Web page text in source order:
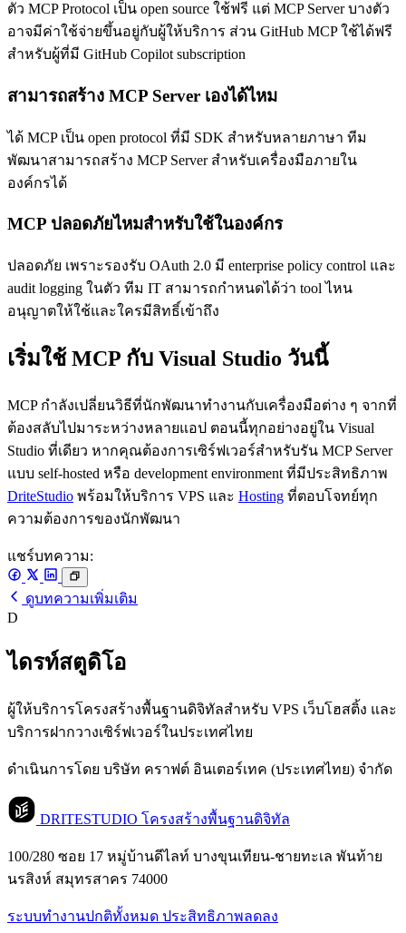
ตัว MCP Protocol เป็น open source ใช้ฟรี แต่ MCP Server บางตัว
อาจมีค่าใช้จ่ายขึ้นอยู่กับผู้ให้บริการ ส่วน GitHub MCP ใช้ได้ฟรี
สำหรับผู้ที่มี GitHub Copilot subscription
สามารถสร้าง MCP Server เองได้ไหม
ได้ MCP เป็น open protocol ที่มี SDK สำหรับหลายภาษา ทีม
พัฒนาสามารถสร้าง MCP Server สำหรับเครื่องมือภายใน
องค์กรได้
MCP ปลอดภัยไหมสำหรับใช้ในองค์กร
ปลอดภัย เพราะรองรับ OAuth 2.0 มี enterprise policy control และ
audit logging ในตัว ทีม IT สามารถกำหนดได้ว่า tool ไหน
อนุญาตให้ใช้และใครมีสิทธิ์เข้าถึง
เริ่มใช้ MCP กับ Visual Studio วันนี้
MCP กำลังเปลี่ยนวิธีที่นักพัฒนาทำงานกับเครื่องมือต่าง ๆ จากที่
ต้องสลับไปมาระหว่างหลายแอป ตอนนี้ทุกอย่างอยู่ใน Visual
Studio ที่เดียว หากคุณต้องการเซิร์ฟเวอร์สำหรับรัน MCP Server
แบบ self-hosted หรือ development environment ที่มีประสิทธิภาพ
DriteStudio พร้อมให้บริการ VPS และ Hosting ที่ตอบโจทย์ทุก
ความต้องการของนักพัฒนา
แชร์บทความ:
ดูบทความเพิ่มเติม
D
ไดรท์สตูดิโอ
ผู้ให้บริการโครงสร้างพื้นฐานดิจิทัลสำหรับ VPS เว็บโฮสติ้ง และ
บริการฝากวางเซิร์ฟเวอร์ในประเทศไทย
ดำเนินการโดย บริษัท คราฟต์ อินเตอร์เทค (ประเทศไทย) จำกัด
DRITESTUDIO โครงสร้างพื้นฐานดิจิทัล
100/280 ซอย 17 หมู่บ้านดีไลท์ บางขุนเทียน-ชายทะเล พันท้าย
นรสิงห์ สมุทรสาคร 74000
ระบบทำงานปกติทั้งหมด ประสิทธิภาพลดลง